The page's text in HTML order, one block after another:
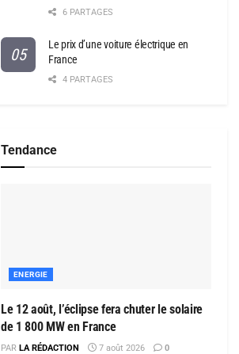
6 PARTAGES
Le prix d’une voiture électrique en
France
4 PARTAGES
Tendance
ENERGIE
Le 12 août, l’éclipse fera chuter le solaire
de 1 800 MW en France
PAR LA RÉDACTION 7 août 2026 0